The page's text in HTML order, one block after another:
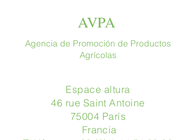
AVPA
Agencia de Promoción de Productos
Agrícolas
Espace altura
46 rue Saint Antoine
75004 París
​ Francia